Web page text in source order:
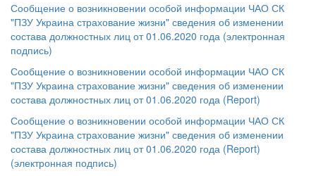
Сообщение о возникновении особой информации ЧАО СК
"ПЗУ Украина страхование жизни" сведения об изменении
состава должностных лиц от 01.06.2020 года (электронная
подпись)
Сообщение о возникновении особой информации ЧАО СК
"ПЗУ Украина страхование жизни" сведения об изменении
состава должностных лиц от 01.06.2020 года (Report)
Сообщение о возникновении особой информации ЧАО СК
"ПЗУ Украина страхование жизни" сведения об изменении
состава должностных лиц от 01.06.2020 года (Report)
(электронная подпись)